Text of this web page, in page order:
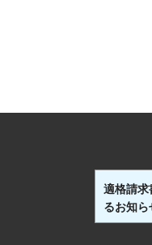
適格請求
るお知ら